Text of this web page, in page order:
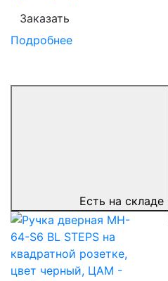
Заказать
Подробнее
Есть на складе